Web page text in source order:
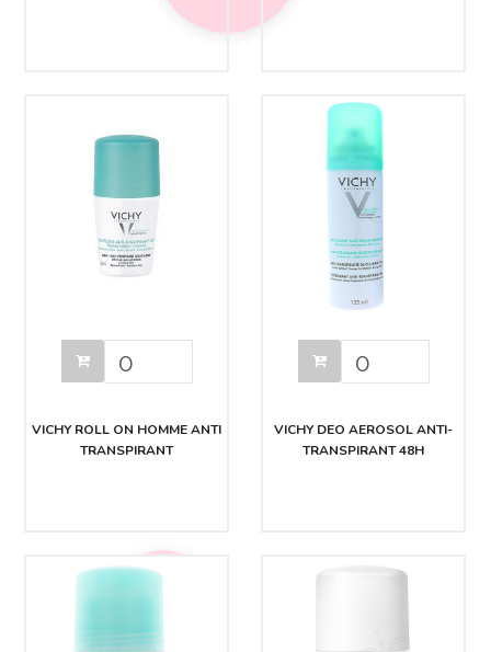
VICHY ROLL ON HOMME ANTI
TRANSPIRANT
VICHY DEO AEROSOL ANTI-
TRANSPIRANT 48H